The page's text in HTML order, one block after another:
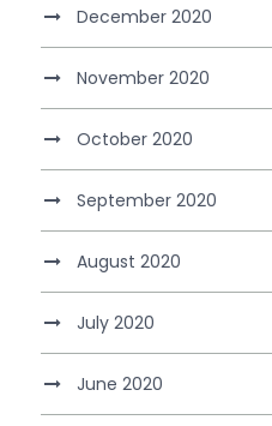
December 2020
November 2020
October 2020
September 2020
August 2020
July 2020
June 2020